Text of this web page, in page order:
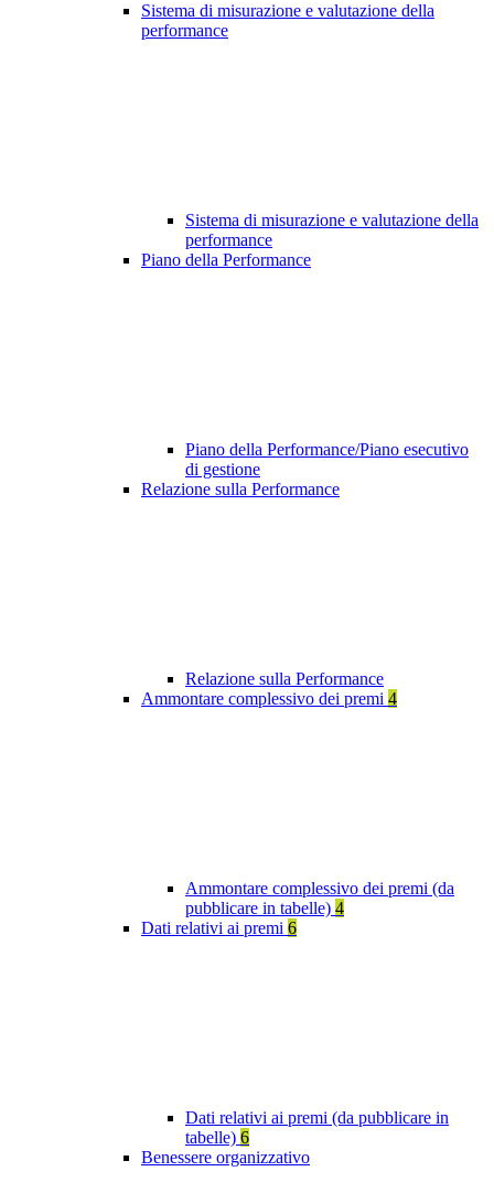
Sistema di misurazione e valutazione della
performance
Sistema di misurazione e valutazione della
performance
Piano della Performance
Piano della Performance/Piano esecutivo
di gestione
Relazione sulla Performance
Relazione sulla Performance
Ammontare complessivo dei premi 4
Ammontare complessivo dei premi (da
pubblicare in tabelle) 4
Dati relativi ai premi 6
Dati relativi ai premi (da pubblicare in
tabelle) 6
Benessere organizzativo